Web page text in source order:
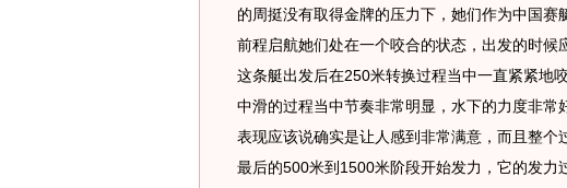
的周挺没有取得金牌的压力下，她们作为中国赛
前程启航她们处在一个咬合的状态，出发的时候
这条艇出发后在250米转换过程当中一直紧紧地
中滑的过程当中节奏非常明显，水下的力度非常
表现应该说确实是让人感到非常满意，而且整个
最后的500米到1500米阶段开始发力，它的发力